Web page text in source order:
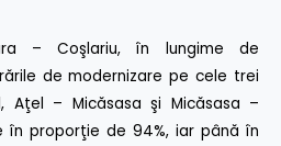
– Coşlariu, în lungime de
de modernizare pe cele trei
Aţel – Micăsasa şi Micăsasa –
în proporţie de 94%, iar până în